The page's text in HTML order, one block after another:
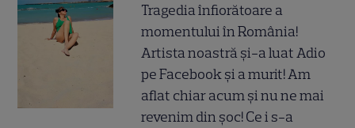
Tragedia înfiorătoare a
momentului în România!
Artista noastră și-a luat Adio
pe Facebook și a murit! Am
aflat chiar acum și nu ne mai
revenim din șoc! Ce i s-a